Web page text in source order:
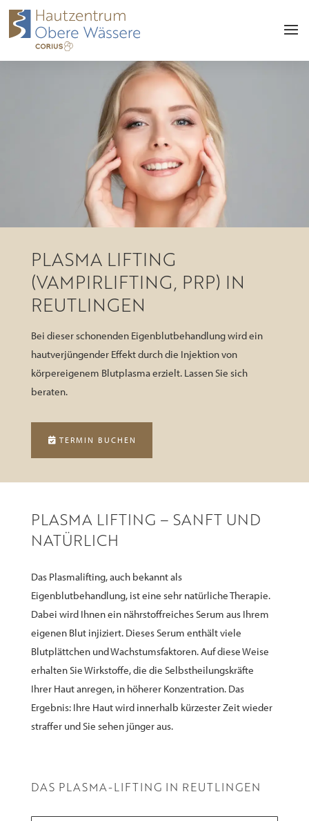
PLASMA LIFTING
(VAMPIRLIFTING, PRP) IN
REUTLINGEN
Bei dieser schonenden Eigenblutbehandlung wird ein
hautverjüngender Effekt durch die Injektion von
körpereigenem Blutplasma erzielt. Lassen Sie sich
beraten.
TERMIN BUCHEN
PLASMA LIFTING – SANFT UND
NATÜRLICH
Das Plasmalifting, auch bekannt als
Eigenblutbehandlung, ist eine sehr natürliche Therapie.
Dabei wird Ihnen ein nährstoffreiches Serum aus Ihrem
eigenen Blut injiziert. Dieses Serum enthält viele
Blutplättchen und Wachstumsfaktoren. Auf diese Weise
erhalten Sie Wirkstoffe, die die Selbstheilungskräfte
Ihrer Hautanregen, in höherer Konzentration. Das
Ergebnis: Ihre Haut wird innerhalb kürzester Zeit wieder
straffer und Sie sehen jünger aus.
DAS PLASMA-LIFTING IN REUTLINGEN